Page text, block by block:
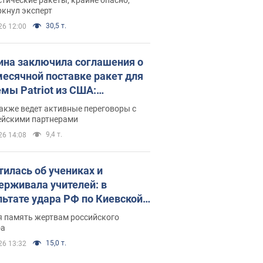
эксперт
12:00 30,5 т.
заключила соглашения о
поставке ракет для
Patriot из США:
раскрыл подробности
ведет активные переговоры с
партнерами
14:08 9,4 т.
об учениках и
учителей: в
удара РФ по Киевской
погибли директор
лицея, её муж и внук
память жертвам российского
13:32 15,0 т.